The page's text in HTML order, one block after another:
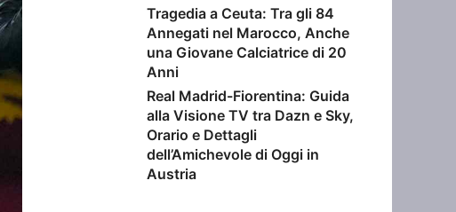
Tragedia a Ceuta: Tra gli 84
Annegati nel Marocco, Anche
una Giovane Calciatrice di 20
Anni
Real Madrid-Fiorentina: Guida
alla Visione TV tra Dazn e Sky,
Orario e Dettagli
dell’Amichevole di Oggi in
Austria